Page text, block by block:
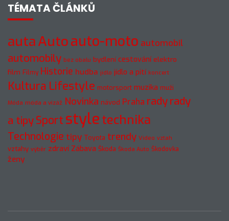
TÉMATA ČLÁNKŮ
autaAutoauto-moto automobil
automobily bez obalu bydlení cestování elektro
film Filmy Historie hudba jídlo jídlo a pití koncert
Kultura Lifestyle motorsport muzika muži
Móda móda a vizáž Novinka návod Praha radyrady
a tipySport styletechnika
Technologie tipy Toyota trendy Video vztah
vztahy výběr zdraví Zábava Škoda Škoda Auto Škodovka
ženy